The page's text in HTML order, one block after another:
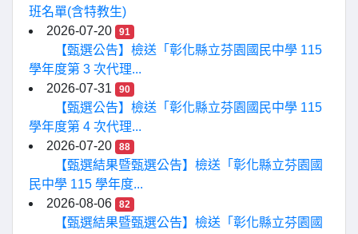
班名單(含特教生)
2026-07-20
91
【甄選公告】檢送「彰化縣立芬園國民中學 115
學年度第 3 次代理...
2026-07-31
90
【甄選公告】檢送「彰化縣立芬園國民中學 115
學年度第 4 次代理...
2026-07-20
88
【甄選結果暨甄選公告】檢送「彰化縣立芬園國
民中學 115 學年度...
2026-08-06
82
【甄選結果暨甄選公告】檢送「彰化縣立芬園國